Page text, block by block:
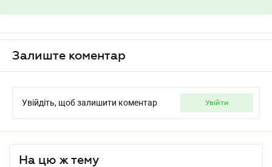
Залиште коментар
Увійдіть, щоб залишити коментар увійти
На цю ж тему